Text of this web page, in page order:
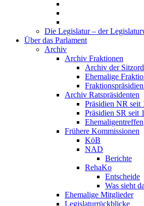
Die Legislatur – der
Über das Parlament
Archiv
Archiv Fraktionen
Archiv der
Ehemalige
Archiv Ratspräsidenten
Präsidien NR seit
Präsidien SR seit
Ehemaligentreffen
Frühere Kommissionen
KöB
NAD
Berichte
RehaKo
Entscheide
Was sieht
Ehemalige Mitglieder
Legislaturrückblicke